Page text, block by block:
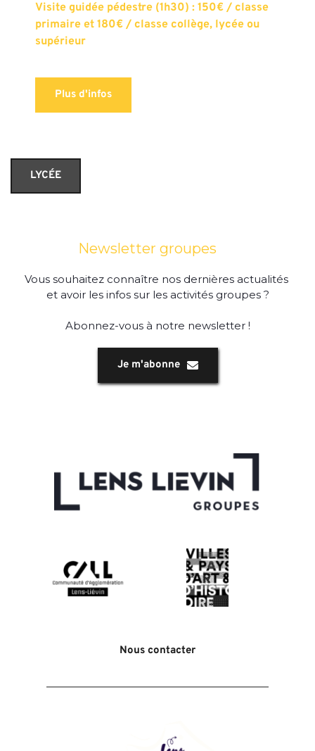
Visite guidée pédestre (1h30) : 150€ / classe
primaire et 180€ / classe collège, lycée ou
supérieur
Plus d'infos
LYCÉE
Newsletter groupes
et avoir les infos sur les activités groupes ?
Abonnez-vous à notre newsletter !
Je m'abonne
Nous contacter